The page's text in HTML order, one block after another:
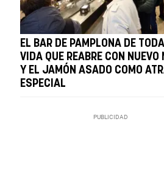
EL BAR DE PAMPLONA DE
VIDA QUE REABRE CON NUEVO
Y EL JAMÓN ASADO COMO
ESPECIAL